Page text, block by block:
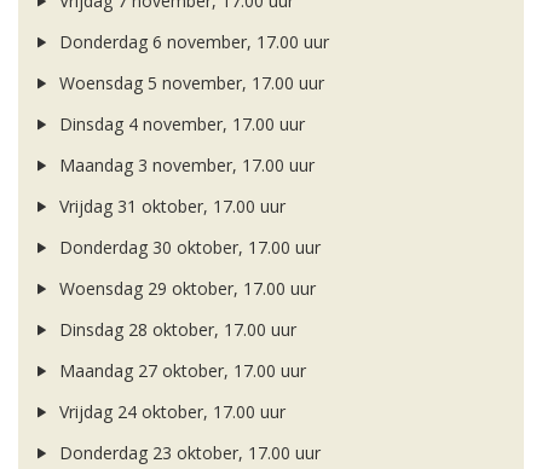
Donderdag 6 november, 17.00 uur
Woensdag 5 november, 17.00 uur
Dinsdag 4 november, 17.00 uur
Maandag 3 november, 17.00 uur
Vrijdag 31 oktober, 17.00 uur
Donderdag 30 oktober, 17.00 uur
Woensdag 29 oktober, 17.00 uur
Dinsdag 28 oktober, 17.00 uur
Maandag 27 oktober, 17.00 uur
Vrijdag 24 oktober, 17.00 uur
Donderdag 23 oktober, 17.00 uur